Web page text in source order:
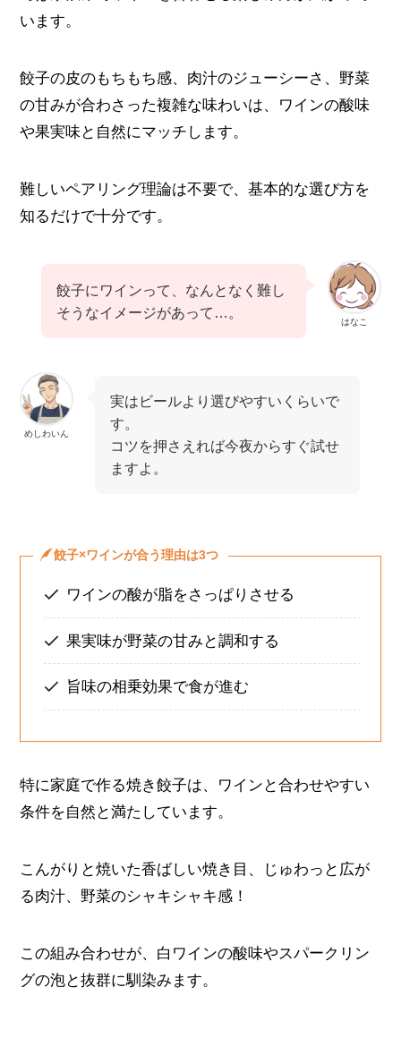
います。
餃子の皮のもちもち感、肉汁のジューシーさ、野菜
の甘みが合わさった複雑な味わいは、ワインの酸味
や果実味と自然にマッチします。
難しいペアリング理論は不要で、基本的な選び方を
知るだけで十分です。
はなこ
餃子にワインって、なんとなく難し
そうなイメージがあって…。
めしわいん
実はビールより選びやすいくらいで
す。
コツを押さえれば今夜からすぐ試せ
ますよ。
餃子×ワインが合う理由は3つ
ワインの酸が脂をさっぱりさせる
果実味が野菜の甘みと調和する
旨味の相乗効果で食が進む
特に家庭で作る焼き餃子は、ワインと合わせやすい
条件を自然と満たしています。
こんがりと焼いた香ばしい焼き目、じゅわっと広が
る肉汁、野菜のシャキシャキ感！
この組み合わせが、白ワインの酸味やスパークリン
グの泡と抜群に馴染みます。